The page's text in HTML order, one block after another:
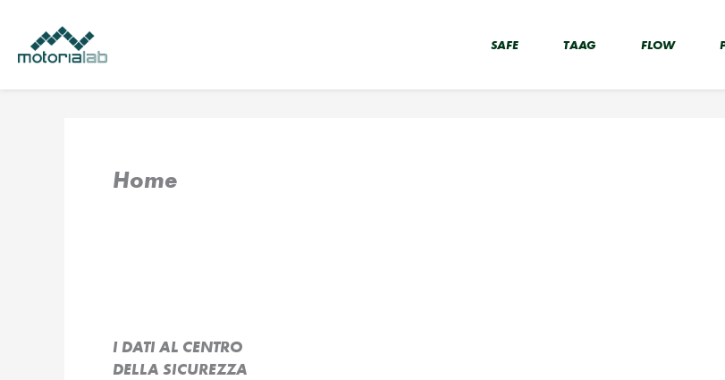
contenuto
SAFE TAAG FLOW
Home
I DATI AL CENTRO
DELLA SICUREZZA